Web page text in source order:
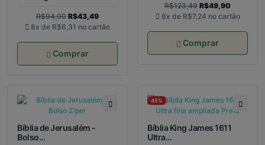
R$94,00 R$43,49
8x de R$6,31 no cartão
Comprar
R$123,49 R$49,90
8x de R$7,24 no cartão
Comprar
Bíblia de Jerusalém -
Bolso...
45%
Bíblia King James 1611
Ultra...